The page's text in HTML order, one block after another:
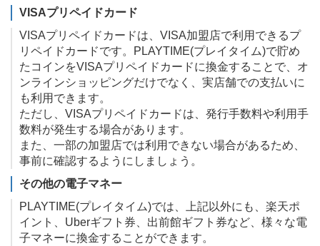
VISAプリペイドカード
VISAプリペイドカードは、VISA加盟店で利用できるプ
リペイドカードです。PLAYTIME(プレイタイム)で貯め
たコインをVISAプリペイドカードに換金することで、オ
ンラインショッピングだけでなく、実店舗での支払いに
も利用できます。
ただし、VISAプリペイドカードは、発行手数料や利用手
数料が発生する場合があります。
また、一部の加盟店では利用できない場合があるため、
事前に確認するようにしましょう。
その他の電子マネー
PLAYTIME(プレイタイム)では、上記以外にも、楽天ポ
イント、Uberギフト券、出前館ギフト券など、様々な電
子マネーに換金することができます。